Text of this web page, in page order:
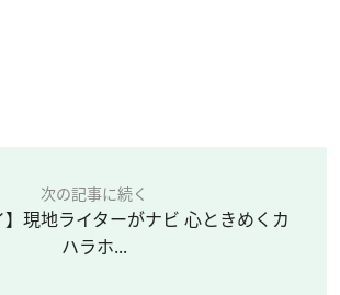
次の記事に続く
】現地ライターがナビ 心ときめくカ
ハラホ...